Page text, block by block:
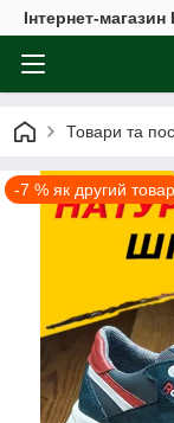
Інтернет-
Товари та
-7 % як другий товар